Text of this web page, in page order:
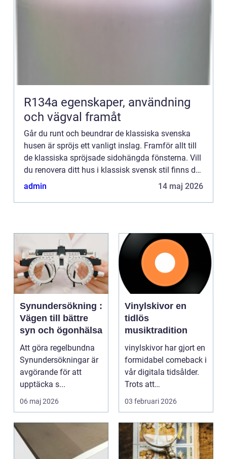
R134a egenskaper, användning
och vägval framåt
Går du runt och beundrar de klassiska svenska
husen är spröjs ett vanligt inslag. Framför allt till
de klassiska spröjsade sidohängda fönsterna. Vill
du renovera ditt hus i klassisk svensk stil finns det
underbara moderna lösningar när det kommer til...
admin 14 maj 2026
Synundersökning :
Vägen till bättre
syn och ögonhälsa
Att göra regelbundna
Synundersökningar är
avgörande för att
upptäcka s...
06 maj 2026
Vinylskivor en
tidlös
musiktradition
vinylskivor har gjort en
formidabel comeback i
vår digitala tidsålder.
Trots att
musikstreaming är m...
03 februari 2026